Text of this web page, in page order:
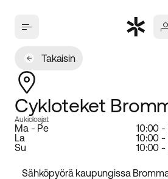
Takaisin
Cykloteket
Aukioloajat
Ma - Pe
10:00
La
10:00 -
Su
10:00 -
Sähköpyörä kaupungissa